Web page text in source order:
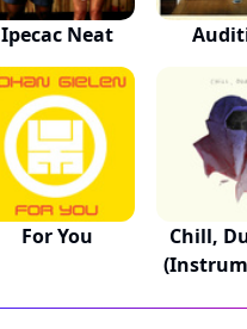
Ipecac Neat
For You
Chill,